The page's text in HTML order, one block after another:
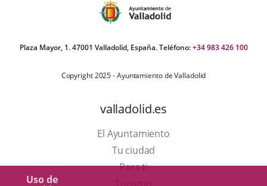
Uso de
Plaza Mayor, 1. 47001 Valladolid, España. Teléfono:+34 983 426 100
Copyright 2025 - Ayuntamiento de Valladolid
valladolid.es
El Ayuntamiento
Tu ciudad
Para ti